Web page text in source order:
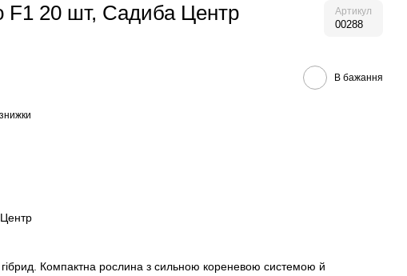
F1 20 шт, Садиба Центр Артикул
00288
В бажання
Компактна рослина з сильною кореневою системою й